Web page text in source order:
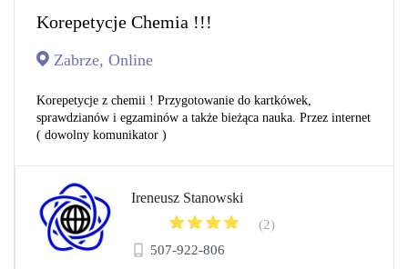
Korepetycje Chemia !!!
Zabrze, Online
Korepetycje z chemii ! Przygotowanie do kartkówek,
sprawdzianów i egzaminów a także bieżąca nauka. Przez internet
( dowolny komunikator )
Ireneusz Stanowski
(2)
507-922-806